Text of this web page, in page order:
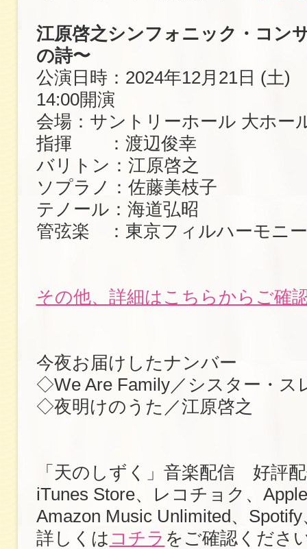
江原啓之シンフォニック・コン
の詩〜
公演日時：2024年12月21日 (土
14:00開演
会場：サントリーホール 大ホー
指揮 ：渡辺俊幸
バリトン：江原啓之
ソプラノ：佐藤美枝子
テノール：海道弘昭
管弦楽 ：東京フィルハーモニ
その他、詳細はこちらからご確
今夜お届けしたナンバー
◇We Are Family／シスター・ス
◇夜明けのうた／江原啓之
「天のしずく」音楽配信 好評
iTunes Store、レコチョク、
Amazon Music Unlimited、
詳しくは コチラ をご確認くださ